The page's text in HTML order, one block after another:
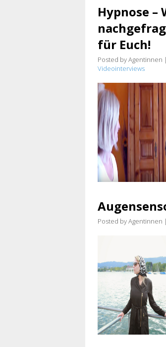
Hypnose
für Euch!
Posted by Agentinnen |
Videointerviews
Posted by Agentinnen |